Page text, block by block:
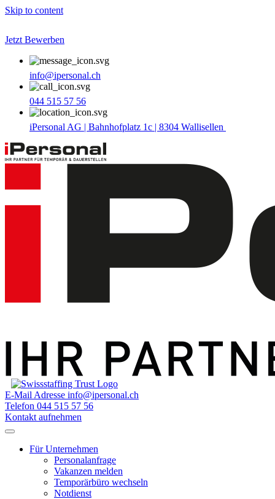
Skip to content
Jetzt Bewerben
info@ipersonal.ch
044 515 57 56
iPersonal AG | Bahnhofplatz 1c | 8304 Wallisellen
E-Mail Adresse info@ipersonal.ch
Telefon 044 515 57 56
Kontakt aufnehmen
Für Unternehmen
Personalanfrage
Vakanzen melden
Temporärbüro wechseln
Notdienst